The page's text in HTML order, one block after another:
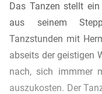
Das Tanzen stellt
aus seinem
Tanzstunden mit
abseits der geistigen
nach, sich immmer
auszukosten. Der